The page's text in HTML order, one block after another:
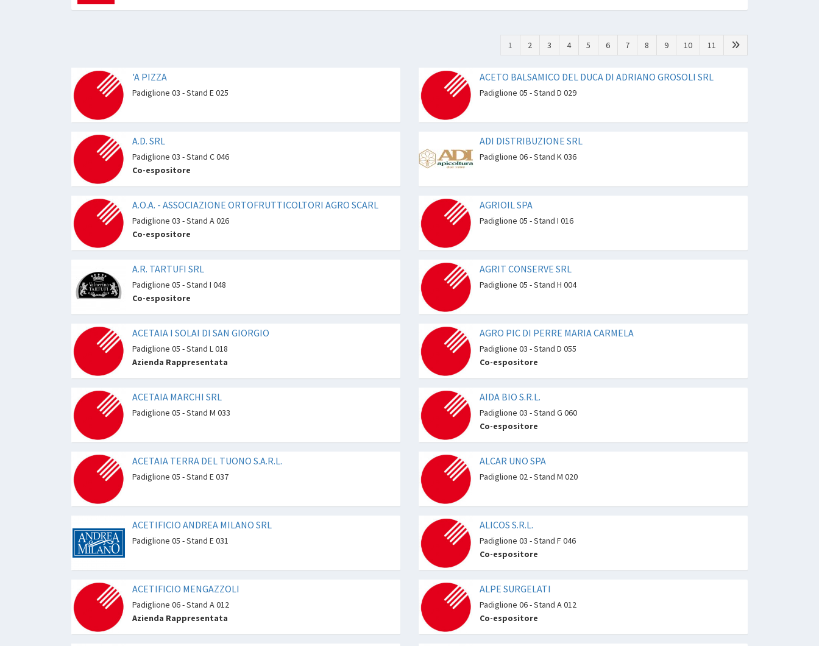
1 2 3 4 5 6 7 8 9 10 11
'A PIZZA
Padiglione 03 - Stand E 025
A.D. SRL
Padiglione 03 - Stand C 046
Co-espositore
A.O.A. - ASSOCIAZIONE ORTOFRUTTICOLTORI AGRO SCARL
Padiglione 03 - Stand A 026
Co-espositore
A.R. TARTUFI SRL
Padiglione 05 - Stand I 048
Co-espositore
ACETAIA I SOLAI DI SAN GIORGIO
Padiglione 05 - Stand L 018
Azienda Rappresentata
ACETAIA MARCHI SRL
Padiglione 05 - Stand M 033
ACETAIA TERRA DEL TUONO S.A.R.L.
Padiglione 05 - Stand E 037
ACETIFICIO ANDREA MILANO SRL
Padiglione 05 - Stand E 031
ACETIFICIO MENGAZZOLI
Padiglione 06 - Stand A 012
Azienda Rappresentata
ACETO BALSAMICO DEL DUCA DI ADRIANO GROSOLI SRL
Padiglione 05 - Stand D 029
ADI DISTRIBUZIONE SRL
Padiglione 06 - Stand K 036
AGRIOIL SPA
Padiglione 05 - Stand I 016
AGRIT CONSERVE SRL
Padiglione 05 - Stand H 004
AGRO PIC DI PERRE MARIA CARMELA
Padiglione 03 - Stand D 055
Co-espositore
AIDA BIO S.R.L.
Padiglione 03 - Stand G 060
Co-espositore
ALCAR UNO SPA
Padiglione 02 - Stand M 020
ALICOS S.R.L.
Padiglione 03 - Stand F 046
Co-espositore
ALPE SURGELATI
Padiglione 06 - Stand A 012
Co-espositore